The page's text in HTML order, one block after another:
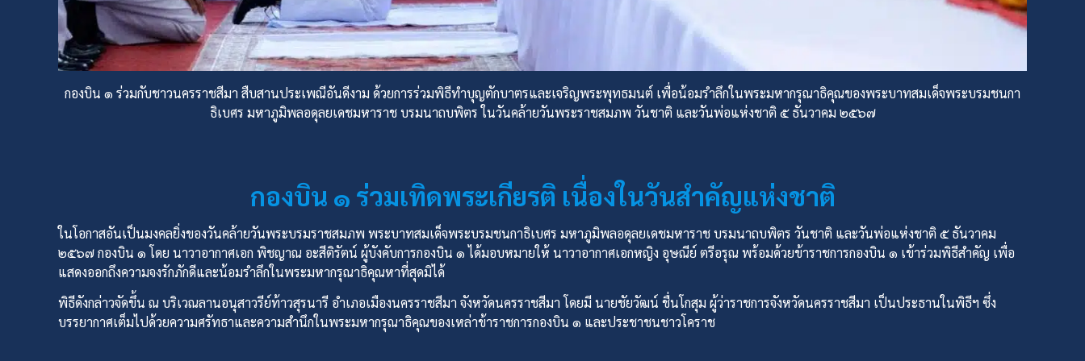
กองบิน ๑ ร่วมกับชาวนครราชสีมา สืบสานประเพณีอันดีงาม ด้วยการร่วมพิธีทำบุญตักบาตรและเจริญพระพุทธมนต์ เพื่อน้อมรำลึกในพระมหากรุณาธิคุณของพระบาทสมเด็จพระบรมชนกา
ธิเบศร มหาภูมิพลอดุลยเดชมหาราช บรมนาถบพิตร ในวันคล้ายวันพระราชสมภพ วันชาติ และวันพ่อแห่งชาติ ๕ ธันวาคม ๒๕๖๗
กองบิน ๑ ร่วมเทิดพระเกียรติ เนื่องในวันสำคัญแห่งชาติ
ในโอกาสอันเป็นมงคลยิ่งของวันคล้ายวันพระบรมราชสมภพ พระบาทสมเด็จพระบรมชนกาธิเบศร มหาภูมิพลอดุลยเดชมหาราช บรมนาถบพิตร วันชาติ และวันพ่อแห่งชาติ ๕ ธันวาคม
๒๕๖๗ กองบิน ๑ โดย นาวาอากาศเอก พิชญาณ อะสีติรัตน์ ผู้บังคับการกองบิน ๑ ได้มอบหมายให้ นาวาอากาศเอกหญิง อุษณีย์ ตรีอรุณ พร้อมด้วยข้าราชการกองบิน ๑ เข้าร่วมพิธีสำคัญ เพื่อ
แสดงออกถึงความจงรักภักดีและน้อมรำลึกในพระมหากรุณาธิคุณหาที่สุดมิได้
พิธีดังกล่าวจัดขึ้น ณ บริเวณลานอนุสาวรีย์ท้าวสุรนารี อำเภอเมืองนครราชสีมา จังหวัดนครราชสีมา โดยมี นายชัยวัฒน์ ชื่นโกสุม ผู้ว่าราชการจังหวัดนครราชสีมา เป็นประธานในพิธีฯ ซึ่ง
บรรยากาศเต็มไปด้วยความศรัทธาและความสำนึกในพระมหากรุณาธิคุณของเหล่าข้าราชการกองบิน ๑ และประชาชนชาวโคราช